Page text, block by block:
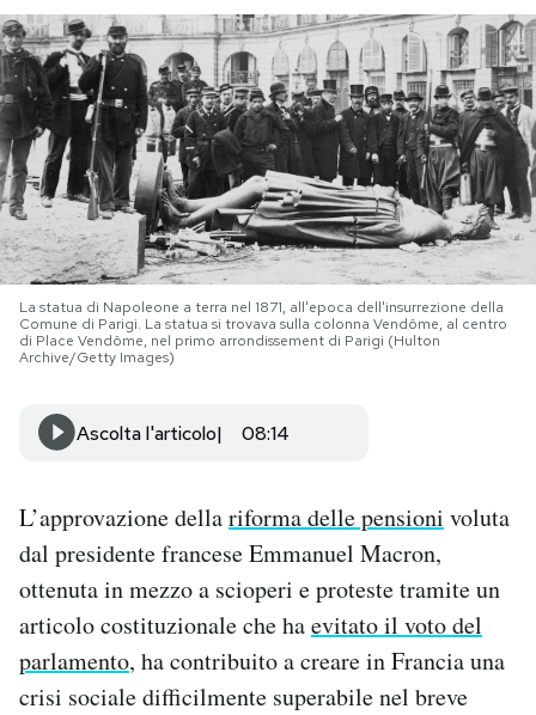
Sport
Mondiali calcio 2026
PODCAST
NEWSLETTER
I MIEI PREFERITI
SHOP
CALENDARIO
AREA PERSONALE
Newsletter
Notifiche mobile
Regala il Post
Hai bisogno di aiuto?
La statua di Napoleone a terra nel 1871, all'epoca dell'insurrezione della
Comune di Parigi. La statua si trovava sulla colonna Vendôme, al centro
di Place Vendôme, nel primo arrondissement di Parigi (Hulton
Archive/Getty Images)
Ascolta l'articolo 08:14
L’approvazione dellariforma delle pensioni voluta
dal presidente francese Emmanuel Macron,
ottenuta in mezzo a scioperi e proteste tramite un
articolo costituzionale che haevitato il voto del
parlamento, ha contribuito a creare in Francia una
crisi sociale difficilmente superabile nel breve